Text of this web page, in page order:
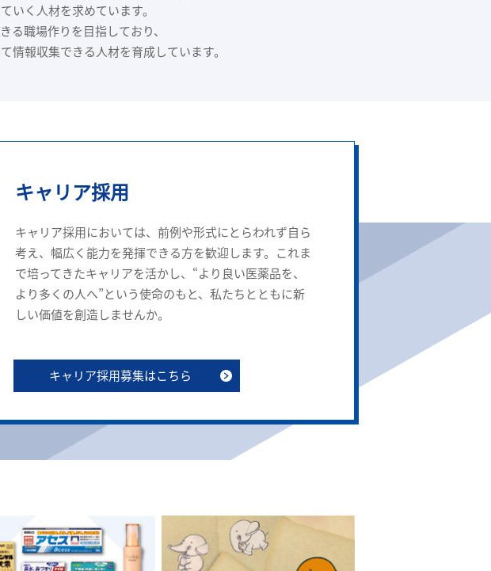
いく人材を求めています。
る職場作りを目指しており、
情報収集できる人材を育成しています。
キャリア採用
キャリア採用においては、前例や形式にとらわれず自ら
考え、幅広く能力を発揮できる方を歓迎します。これま
で培ってきたキャリアを活かし、“より良い医薬品を、
より多くの人へ”という使命のもと、私たちとともに新
しい価値を創造しませんか。
キャリア採用募集はこちら